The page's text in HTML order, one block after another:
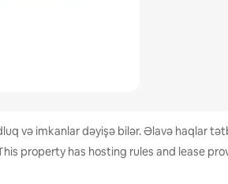
və imkanlar dəyişə bilər. Əlavə haqlar
property has hosting rules and lease